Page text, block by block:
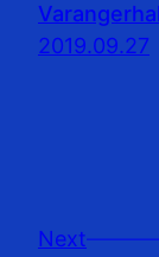
2019.09.27
Next